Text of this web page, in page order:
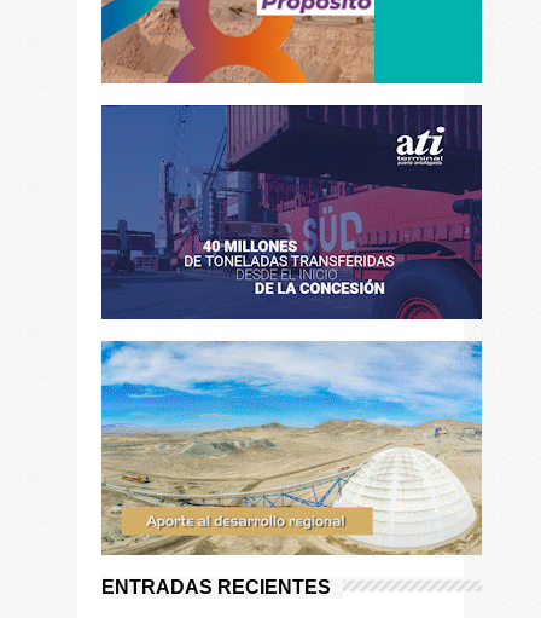
ENTRADAS RECIENTES